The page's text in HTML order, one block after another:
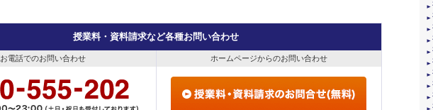
授業料・資料請求など各種お問い合わせ
お電話でのお問い合わせ ホームページからのお問い合わせ